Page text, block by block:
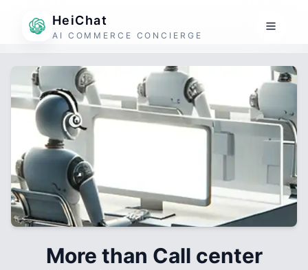
HeiChat
AI COMMERCE CONCIERGE
More than Call center